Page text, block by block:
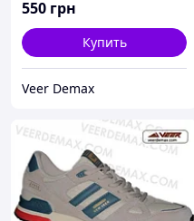
550 грн
Купить
Veer Demax